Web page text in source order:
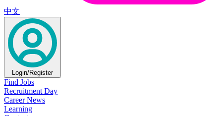
中文
Login/Register
Find Jobs
Recruitment Day
Career News
Learning